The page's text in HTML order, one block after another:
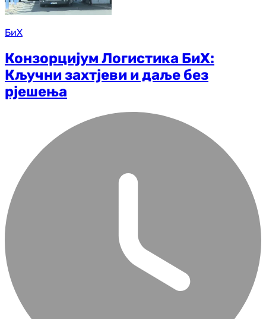
БиХ
Конзорцијум Логистика БиХ:
Кључни захтјеви и даље без
рјешења